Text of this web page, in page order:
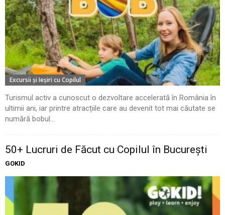
Excursii şi Ieşiri cu Copilul
Turismul activ a cunoscut o dezvoltare accelerată în România în
ultimii ani, iar printre atracțiile care au devenit tot mai căutate se
numără bobul...
50+ Lucruri de Făcut cu Copilul în București
GOKID